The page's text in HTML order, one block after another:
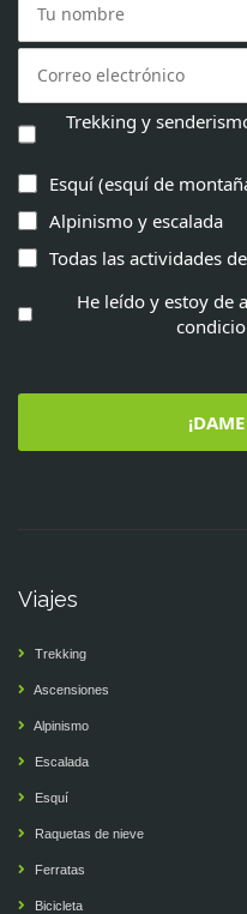
Trekking y
Esquí (esquí de
Alpinismo y escalada
Todas las actividades
He leído y estoy de
Viajes
Trekking
Ascensiones
Alpinismo
Escalada
Esquí
Raquetas de nieve
Ferratas
Bicicleta